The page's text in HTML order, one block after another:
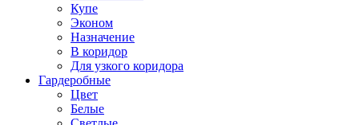
Купе
Эконом
Назначение
В коридор
Для узкого коридора
Гардеробные
Цвет
Белые